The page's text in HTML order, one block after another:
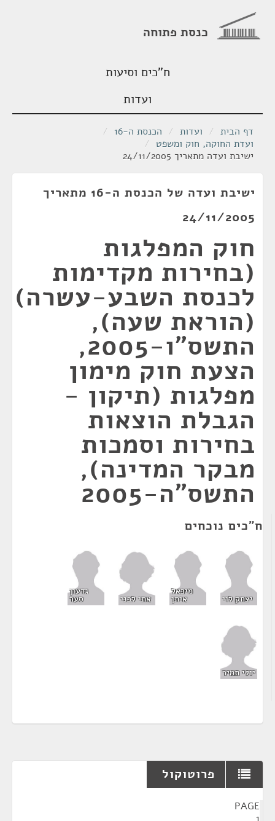
כנסת פתוחה
ח"כים וסיעות
ועדות
דף הבית / ועדות / הכנסת ה-16
/
ועדת החוקה, חוק ומשפט /
ישיבת ועדה מתאריך 24/11/2005
ישיבת ועדה של הכנסת ה-16 מתאריך
24/11/2005
חוק המפלגות
(בחירות מקדימות
לכנסת השבע-עשרה)
(הוראת שעה),
התשס"ו-2005,
הצעת חוק מימון
מפלגות (תיקון -
הגבלת הוצאות
בחירות וסמכות
מבקר המדינה),
התשס"ה-2005
ח"כים נוכחים
יצחק לוי
מיכאל
איתן אתי לבני
גדעון
סער
יולי תמיר
פרוטוקול
PAGE